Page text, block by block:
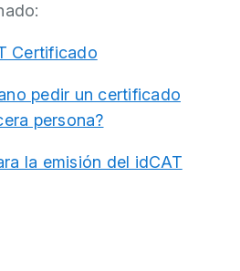
Certificado
pedir un certificado
persona?
la emisión del idCAT